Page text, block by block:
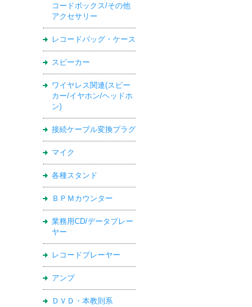
コードボックス/その他
アクセサリー
レコードバッグ・ケース
スピーカー
ワイヤレス関連(スピー
カー/イヤホン/ヘッドホ
ン)
接続ケーブル変換プラグ
マイク
各種スタンド
ＢＰＭカウンター
業務用CD/データプレー
ヤー
レコードプレーヤー
アンプ
ＤＶＤ・本教則系